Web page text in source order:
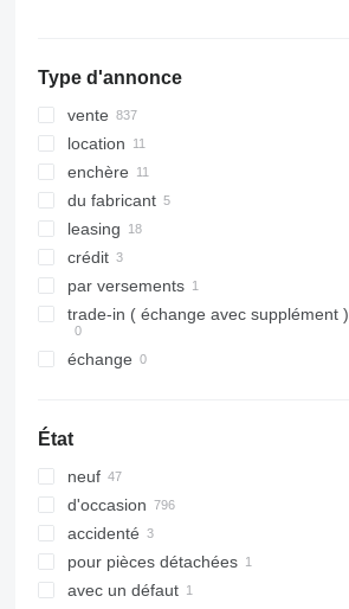
Type d'annonce
vente
location
enchère
du fabricant
leasing
crédit
par versements
trade-in ( échange avec supplément )
échange
État
neuf
d'occasion
accidenté
pour pièces détachées
avec un défaut